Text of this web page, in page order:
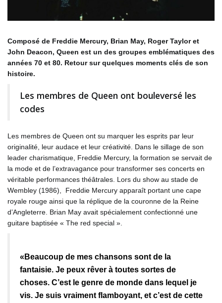
Composé de Freddie Mercury, Brian May, Roger Taylor et
John Deacon, Queen est un des groupes emblématiques des
années 70 et 80. Retour sur quelques moments clés de son
histoire.
Les membres de Queen ont bouleversé les
codes
Les membres de Queen ont su marquer les esprits par leur
originalité, leur audace et leur créativité. Dans le sillage de son
leader charismatique, Freddie Mercury, la formation se servait de
la mode et de l’extravagance pour transformer ses concerts en
véritable performances théâtrales. Lors du show au stade de
Wembley (1986), Freddie Mercury apparaît portant une cape
royale rouge ainsi que la réplique de la couronne de la Reine
d’Angleterre. Brian May avait spécialement confectionné une
guitare baptisée « The red special ».
«Beaucoup de mes chansons sont de la
fantaisie. Je peux rêver à toutes sortes de
choses. C’est le genre de monde dans lequel je
vis. Je suis vraiment flamboyant, et c’est de cette